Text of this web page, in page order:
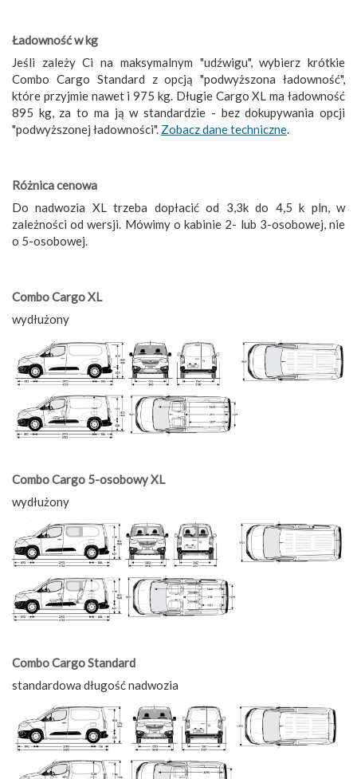
Ładowność w kg
Jeśli zależy Ci na maksymalnym "udźwigu", wybierz krótkie
Combo Cargo Standard z opcją "podwyższona ładowność",
które przyjmie nawet i 975 kg. Długie Cargo XL ma ładowność
895 kg, za to ma ją w standardzie - bez dokupywania opcji
"podwyższonej ładowności". Zobacz dane techniczne.
Różnica cenowa
Do nadwozia XL trzeba dopłacić od 3,3k do 4,5 k pln, w
zależności od wersji. Mówimy o kabinie 2- lub 3-osobowej, nie
o 5-osobowej.
Combo Cargo XL
wydłużony
Combo Cargo 5-osobowy XL
wydłużony
Combo Cargo Standard
standardowa długość nadwozia